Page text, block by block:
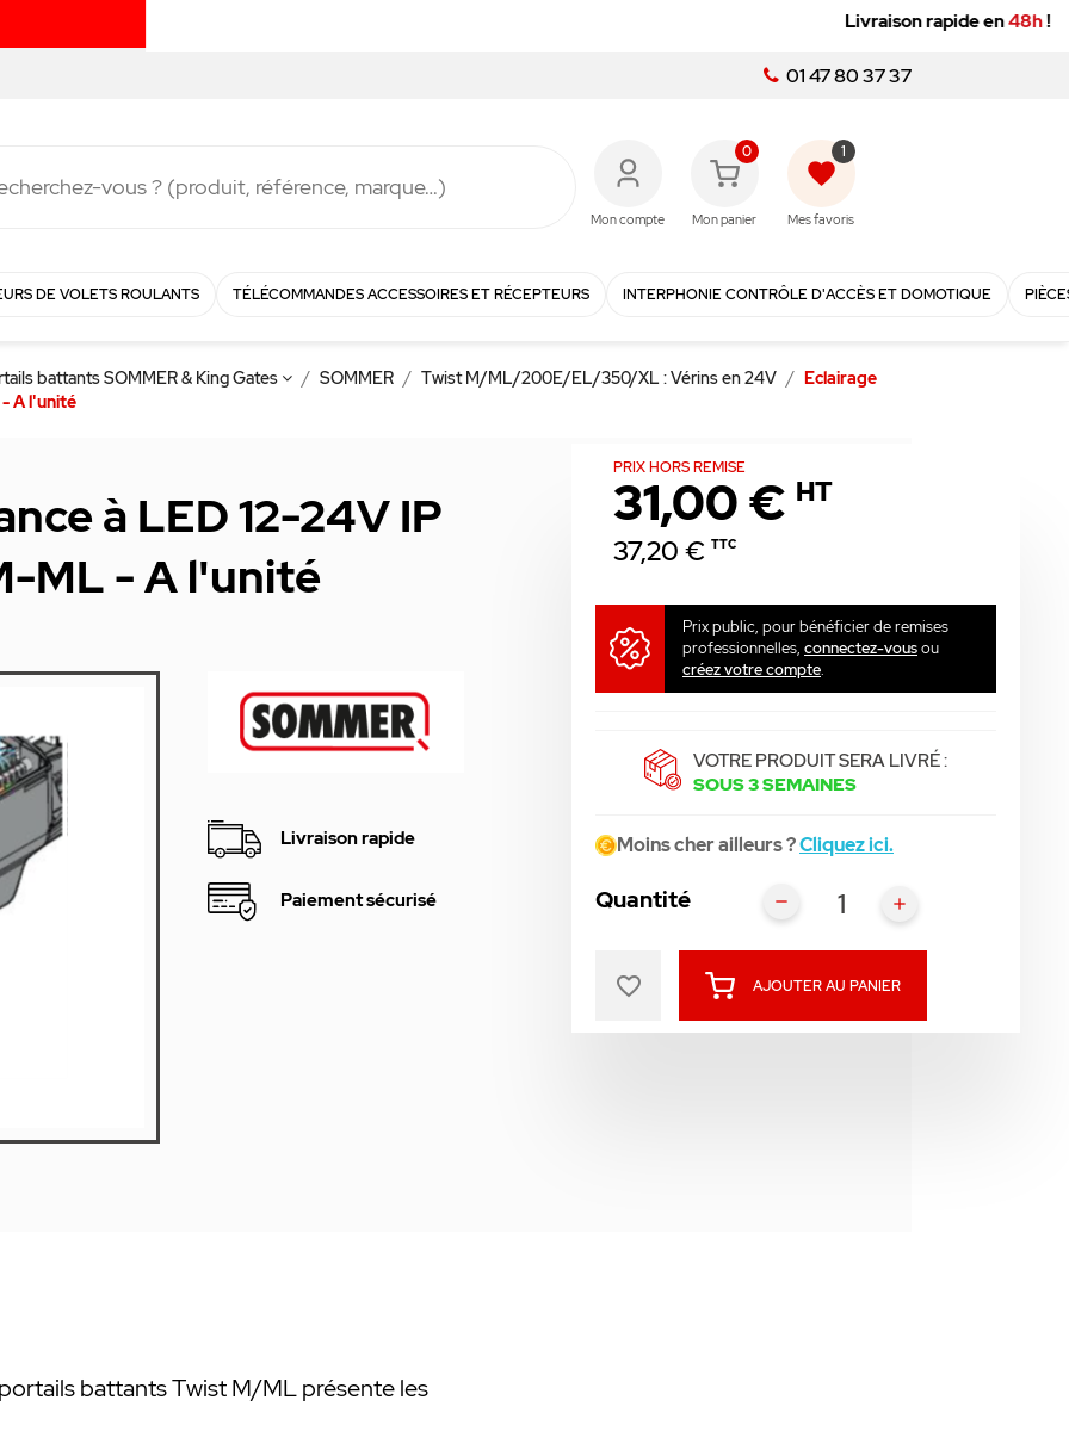
01 47 80 37 37
Mon compte
0
Mon panier
favorite
1
Mes favoris
DE VOLETS ROULANTS TÉLÉCOMMANDES ACCESSOIRES ET RÉCEPTEURS INTERPHONIE CONTRÔLE D'ACCÈS ET DOMOTIQUE
battants SOMMER & King Gates SOMMER Twist M/ML/200E/EL/350/XL : Vérins en 24V
Eclairage
A l'unité
à LED 12-24V IP
ML - A l'unité
Livraison rapide
Paiement sécurisé
PRIX HORS REMISE
31,00 € HT
37,20 € TTC
Prix public, pour bénéficier de remises
professionnelles, connectez-vousou
créez votre compte.
VOTRE PRODUIT SERA LIVRÉ :
SOUS 3 SEMAINES
Moins cher ailleurs ?Cliquez ici.
Quantité
AJOUTER AU PANIER
favorite_border
battants Twist M/ML présente les